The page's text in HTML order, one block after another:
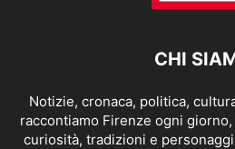
CHI
Notizie, cronaca, politica,
raccontiamo Firenze ogni
curiosità, tradizioni e